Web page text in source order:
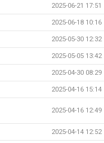
2025-06-21 17:51
2025-06-18 10:16
2025-05-30 12:32
2025-05-05 13:42
2025-04-30 08:29
2025-04-16 15:14
2025-04-16 12:49
2025-04-14 12:52